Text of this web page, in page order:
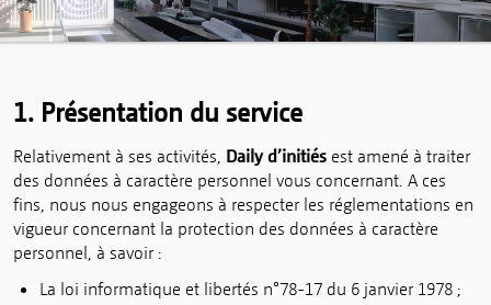
1. Présentation du service
Relativement à ses activités, Daily d’initiés est amené à traiter
des données à caractère personnel vous concernant. A ces
fins, nous nous engageons à respecter les réglementations en
vigueur concernant la protection des données à caractère
personnel, à savoir :
La loi informatique et libertés n°78-17 du 6 janvier 1978 ;